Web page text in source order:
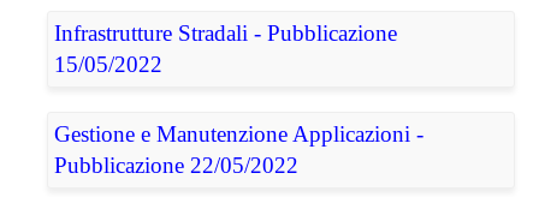
Infrastrutture Stradali - Pubblicazione
15/05/2022
Gestione e Manutenzione Applicazioni -
Pubblicazione 22/05/2022